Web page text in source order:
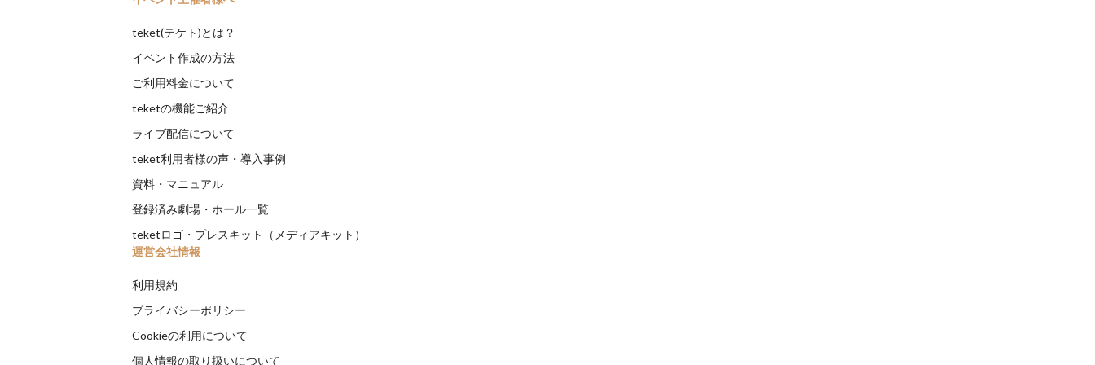
teket(テケト)とは？
イベント作成の方法
ご利用料金について
teketの機能ご紹介
ライブ配信について
teket利用者様の声・導入事例
資料・マニュアル
登録済み劇場・ホール一覧
teketロゴ・プレスキット（メディアキット）
運営会社情報
利用規約
プライバシーポリシー
Cookieの利用について
個人情報の取り扱いについて